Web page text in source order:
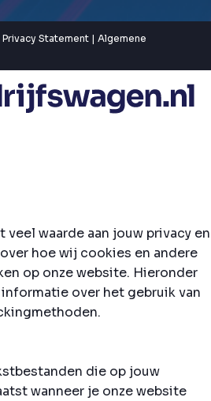
Privacy Statement | Algemene
waarde aan jouw privacy en
hoe wij cookies en andere
op onze website. Hieronder
over het gebruik van
die op jouw
wanneer je onze website